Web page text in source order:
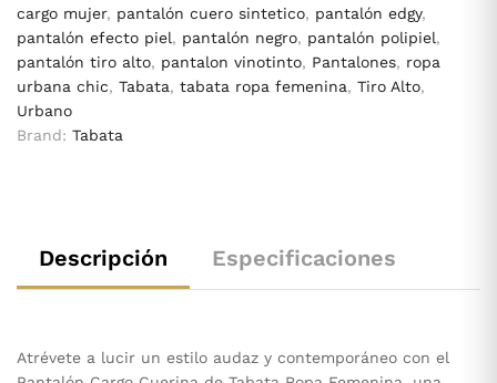
cargo mujer, pantalón cuero sintetico, pantalón edgy,
pantalón efecto piel, pantalón negro, pantalón polipiel,
pantalón tiro alto, pantalon vinotinto, Pantalones, ropa
urbana chic, Tabata, tabata ropa femenina, Tiro Alto,
Urbano
Brand: Tabata
Descripción Especificaciones
Atrévete a lucir un estilo audaz y contemporáneo con el